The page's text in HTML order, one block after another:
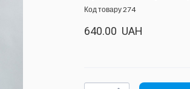
Код товару 274
640.00  UAH